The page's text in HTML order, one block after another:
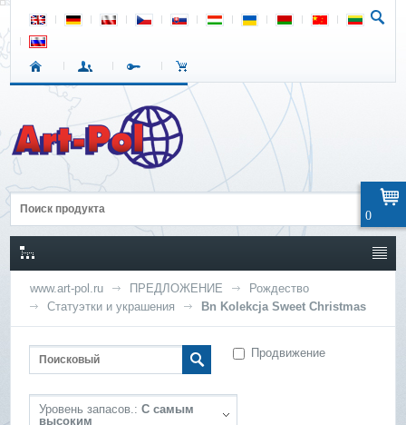
www.art-pol.ru ПРЕДЛОЖЕНИЕ
Рождество
Статуэтки и украшения
Bn Kolekcja Sweet Christmas
Продвижение
Уровень запасов.: С самым
высоким
0